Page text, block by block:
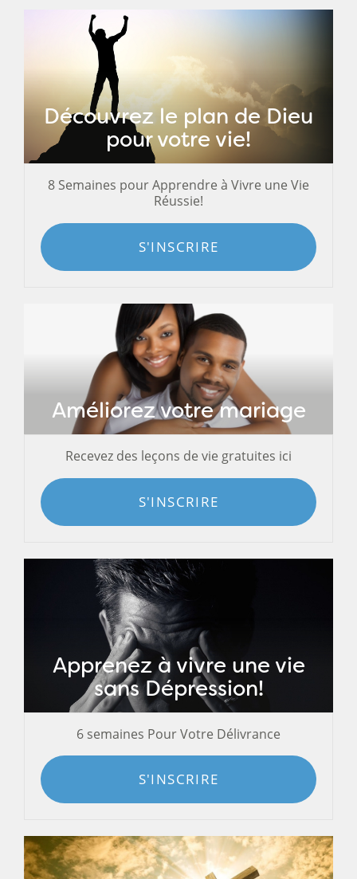
Découvrez le plan de Dieu
pour votre vie!
8 Semaines pour Apprendre à Vivre une Vie
Réussie!
S'INSCRIRE
Améliorez votre mariage
Recevez des leçons de vie gratuites ici
S'INSCRIRE
Apprenez à vivre une vie
sans Dépression!
6 semaines Pour Votre Délivrance
S'INSCRIRE